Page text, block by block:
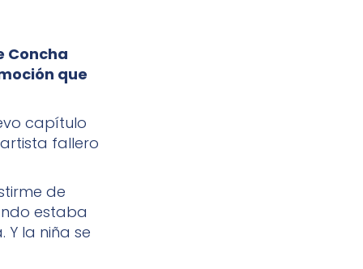
Concha
que
capítulo
artista fallero
de
estaba
la niña se